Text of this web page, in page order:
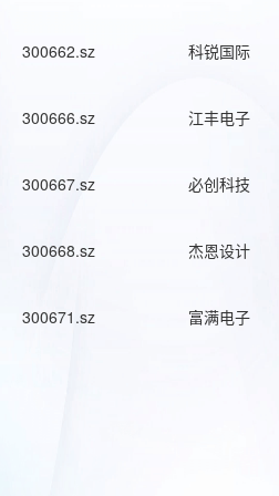
300662.sz 科锐国际
300666.sz 江丰电子
300667.sz 必创科技
300668.sz 杰恩设计
300671.sz 富满电子